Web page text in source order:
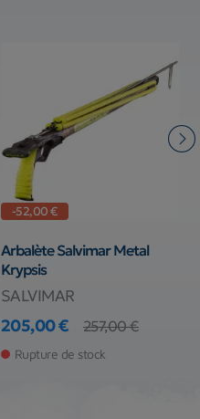
-52,00 €
Arbalète Salvimar Metal
Krypsis
SALVIMAR
Prix
205,00 €
Prix de base
257,00 €
Rupture de stock